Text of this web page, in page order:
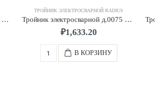
Тройник электросварной д.0125 SDR11 ПЭ100 RADIUS
ТРОЙНИК ЭЛЕКТРОСВАРНОЙ RADIUS
Тройник электросварной д.0075 SDR11 ПЭ100 RADIUS
₽1,633.20
В КОРЗИНУ